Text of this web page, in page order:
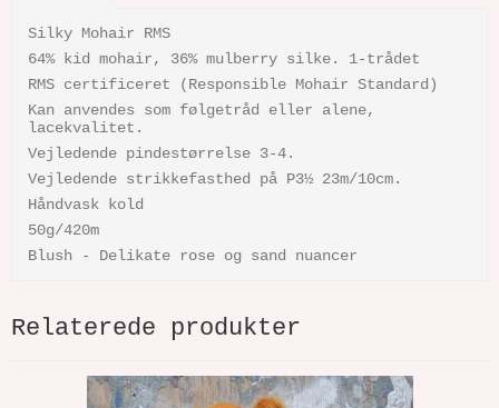
Silky Mohair RMS
64% kid mohair, 36% mulberry silke. 1-trådet
RMS certificeret (Responsible Mohair Standard)
Kan anvendes som følgetråd eller alene,
lacekvalitet.
Vejledende pindestørrelse 3-4.
Vejledende strikkefasthed på P3½ 23m/10cm.
Håndvask kold
50g/420m
Blush - Delikate rose og sand nuancer
Relaterede produkter